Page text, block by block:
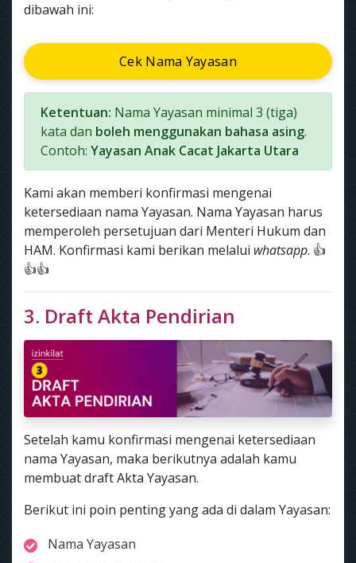
dibawah ini:
Cek Nama Yayasan
Ketentuan: Nama Yayasan minimal 3 (tiga)
kata dan boleh menggunakan bahasa asing.
Contoh: Yayasan Anak Cacat Jakarta Utara
Kami akan memberi konfirmasi mengenai
ketersediaan nama Yayasan. Nama Yayasan harus
memperoleh persetujuan dari Menteri Hukum dan
HAM. Konfirmasi kami berikan melalui whatsapp. 👍
👍👍
3. Draft Akta Pendirian
Setelah kamu konfirmasi mengenai ketersediaan
nama Yayasan, maka berikutnya adalah kamu
membuat draft Akta Yayasan.
Berikut ini poin penting yang ada di dalam Yayasan:
Nama Yayasan